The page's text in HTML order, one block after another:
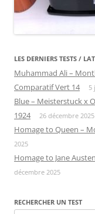
LES DERNIERS TESTS /
Muhammad Ali –
Comparatif Vert 14 5
Blue – Meisterstuck x
1924
26 décembre 2025
Homage to Queen –
2025
Homage to Jane
décembre 2025
RECHERCHER UN TEST